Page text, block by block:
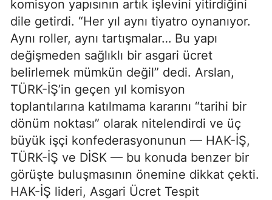
komisyon yapısının artık işlevini yitirdiğini
dile getirdi. “Her yıl aynı tiyatro oynanıyor.
Aynı roller, aynı tartışmalar… Bu yapı
değişmeden sağlıklı bir asgari ücret
belirlemek mümkün değil” dedi. Arslan,
TÜRK-İŞ’in geçen yıl komisyon
toplantılarına katılmama kararını “tarihi bir
dönüm noktası” olarak nitelendirdi ve üç
büyük işçi konfederasyonunun — HAK-İŞ,
TÜRK-İŞ ve DİSK — bu konuda benzer bir
görüşte buluşmasının önemine dikkat çekti.
HAK-İŞ lideri, Asgari Ücret Tespit